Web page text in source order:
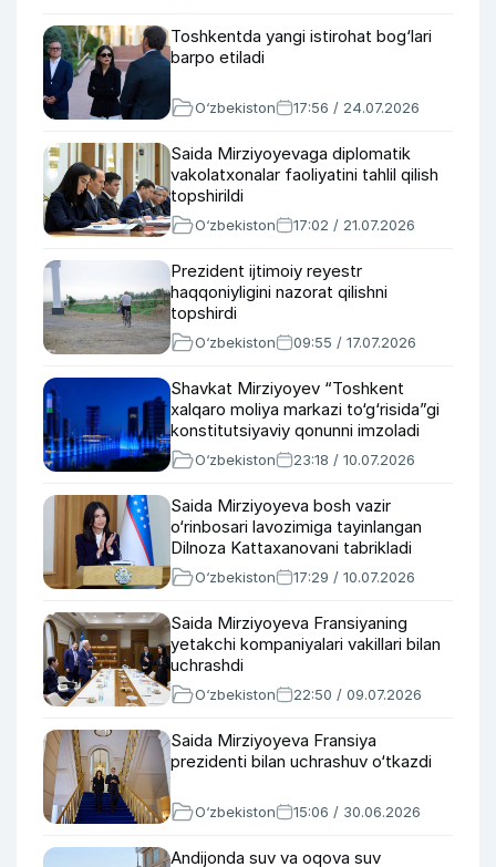
Toshkentda yangi istirohat bog‘lari
barpo etiladi
O‘zbekiston 17:56 / 24.07.2026
Saida Mirziyoyevaga diplomatik
vakolatxonalar faoliyatini tahlil qilish
topshirildi
O‘zbekiston 17:02 / 21.07.2026
Prezident ijtimoiy reyestr
haqqoniyligini nazorat qilishni
topshirdi
O‘zbekiston 09:55 / 17.07.2026
Shavkat Mirziyoyev “Toshkent
xalqaro moliya markazi to‘g‘risida”gi
konstitutsiyaviy qonunni imzoladi
O‘zbekiston 23:18 / 10.07.2026
Saida Mirziyoyeva bosh vazir
o‘rinbosari lavozimiga tayinlangan
Dilnoza Kattaxanovani tabrikladi
O‘zbekiston 17:29 / 10.07.2026
Saida Mirziyoyeva Fransiyaning
yetakchi kompaniyalari vakillari bilan
uchrashdi
O‘zbekiston 22:50 / 09.07.2026
Saida Mirziyoyeva Fransiya
prezidenti bilan uchrashuv o‘tkazdi
O‘zbekiston 15:06 / 30.06.2026
Andijonda suv va oqova suv